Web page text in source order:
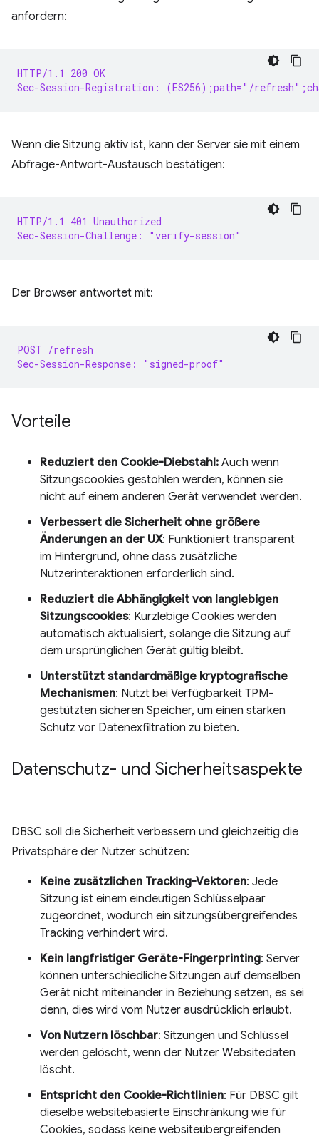
anfordern:
HTTP/1.1 200 OK
Sec-Session-Registration: (ES256);path="/
Wenn die Sitzung aktiv ist, kann der Server sie mit einem
Abfrage-Antwort-Austausch bestätigen:
HTTP/1.1 401 Unauthorized
Sec-Session-Challenge: "verify-session"
Der Browser antwortet mit:
POST /refresh
Sec-Session-Response: "signed-proof"
Vorteile
Reduziert den Cookie-Diebstahl: Auch wenn
Sitzungscookies gestohlen werden, können sie
nicht auf einem anderen Gerät verwendet werden.
Verbessert die Sicherheit ohne größere
Änderungen an der UX: Funktioniert transparent
im Hintergrund, ohne dass zusätzliche
Nutzerinteraktionen erforderlich sind.
Reduziert die Abhängigkeit von langlebigen
Sitzungscookies: Kurzlebige Cookies werden
automatisch aktualisiert, solange die Sitzung auf
dem ursprünglichen Gerät gültig bleibt.
Unterstützt standardmäßige kryptografische
Mechanismen: Nutzt bei Verfügbarkeit TPM-
gestützten sicheren Speicher, um einen starken
Schutz vor Datenexfiltration zu bieten.
Datenschutz- und Sicherheitsaspekte
DBSC soll die Sicherheit verbessern und gleichzeitig die
Privatsphäre der Nutzer schützen:
Keine zusätzlichen Tracking-Vektoren: Jede
Sitzung ist einem eindeutigen Schlüsselpaar
zugeordnet, wodurch ein sitzungsübergreifendes
Tracking verhindert wird.
Kein langfristiger Geräte-Fingerprinting: Server
können unterschiedliche Sitzungen auf demselben
Gerät nicht miteinander in Beziehung setzen, es sei
denn, dies wird vom Nutzer ausdrücklich erlaubt.
Von Nutzern löschbar: Sitzungen und Schlüssel
werden gelöscht, wenn der Nutzer Websitedaten
löscht.
Entspricht den Cookie-Richtlinien: Für DBSC gilt
dieselbe websitebasierte Einschränkung wie für
Cookies, sodass keine websiteübergreifenden